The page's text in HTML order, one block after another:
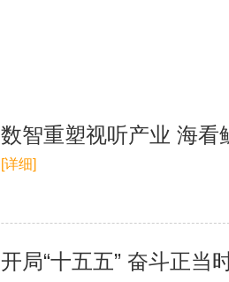
数智重塑视听产业 海看
[详细]
开局“十五五” 奋斗正当